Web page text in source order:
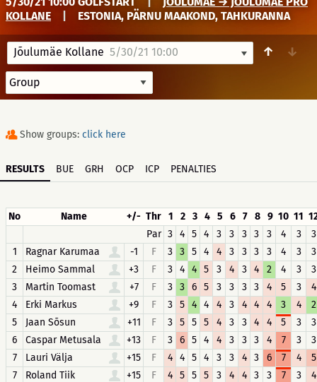
KOLLANE
ESTONIA, PÄRNU MAAKOND, TAHKURANNA
Jõulumäe Kollane 5/30/21 10:00 ↑ ↓
Show groups: click here
RESULTS BUE GRH OCP ICP PENALTIES
No Name +/- Thr 1 2 3 4 5 6 7 8 9 10 11
Par 3 4 5 4 3 3 3 3 3 4 3
3
1
Ragnar Karumaa -1 F 3 3 5 4 4 3 3 3 3 4 3
3
2
Heimo Sammal +3 F 3 4 4 5 3 4 3 4 2 4 3
3
3
Martin Toomast +7 F 3 3 6 5 3 3 3 3 4 5 3
4
4
Erki Markus +9 F 3 5 4 4 4 3 4 4 4 3 4
2
5
Jaan Sõsun +11 F 3 5 5 5 4 3 3 4 4 5 3
3
6
Caspar Metusala +13 F 3 6 5 4 4 3 3 3 4 7 3
3
7
Lauri Välja +15 F 4 4 5 4 3 3 4 3 6 7 4
5
7
Roland Tiik +15 F 4 5 5 5 3 4 4 3 3 7 3 4